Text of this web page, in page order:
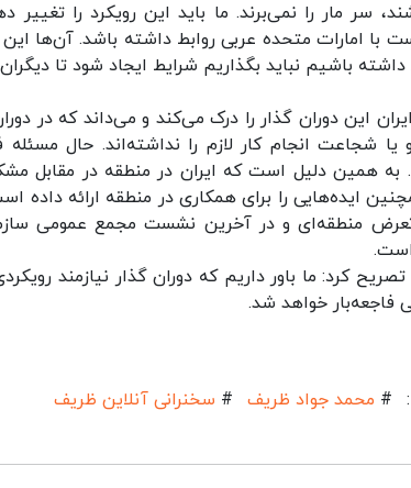
سر مار را نمی‌برند. ما باید این رویکرد را
با امارات متحده عربی روابط داشته باشد. آن‌ها
باشیم نباید بگذاریم شرایط ایجاد شود تا
این دوران گذار را درک می‌کند و می‌داند که در
یا شجاعت انجام کار لازم را نداشته‌اند. حال
به همین دلیل است که ایران در منطقه در مقابل
ایده‌هایی را برای همکاری در منطقه ارائه
منطقه‌ای و در آخرین نشست مجمع عمومی
است‌.
کرد: ما باور داریم که دوران گذار نیازمند
فاجعه‌بار خواهد شد.
# محمد جواد ظریف # سخنرانی آنلاین ظریف